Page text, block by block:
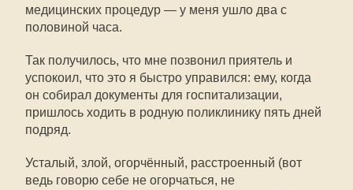
медицинских процедур — у меня ушло два с
половиной часа.
Так получилось, что мне позвонил приятель и
успокоил, что это я быстро управился: ему, когда
он собирал документы для госпитализации,
пришлось ходить в родную поликлинику пять дней
подряд.
Усталый, злой, огорчённый, расстроенный (вот
ведь говорю себе не огорчаться, не